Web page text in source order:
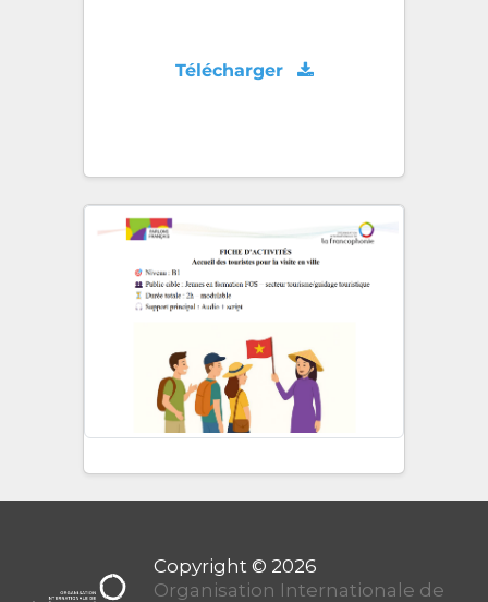
Télécharger
Organisation Internationale de